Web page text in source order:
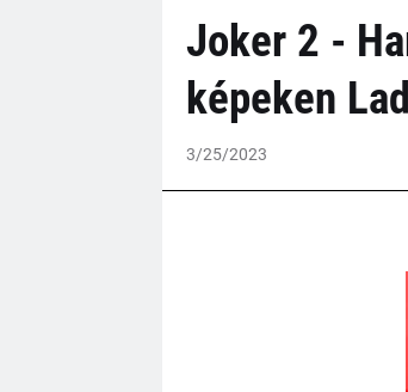
Joker 2 -
képeken
3/25/2023